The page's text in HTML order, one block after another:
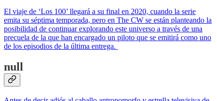
El viaje de ‘Los 100’ llegará a su final en 2020, cuando la serie
emita su séptima temporada, pero en The CW se están planteando la
posibilidad de continuar explorando este universo a través de una
precuela de la que han encargado un piloto que se emitirá como uno
de los episodios de la última entrega.
null